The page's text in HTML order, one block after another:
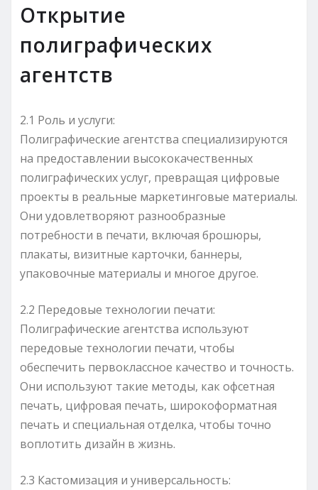
Открытие
полиграфических
агентств
2.1 Роль и услуги:
Полиграфические агентства специализируются
на предоставлении высококачественных
полиграфических услуг, превращая цифровые
проекты в реальные маркетинговые материалы.
Они удовлетворяют разнообразные
потребности в печати, включая брошюры,
плакаты, визитные карточки, баннеры,
упаковочные материалы и многое другое.
2.2 Передовые технологии печати:
Полиграфические агентства используют
передовые технологии печати, чтобы
обеспечить первоклассное качество и точность.
Они используют такие методы, как офсетная
печать, цифровая печать, широкоформатная
печать и специальная отделка, чтобы точно
воплотить дизайн в жизнь.
2.3 Кастомизация и универсальность: